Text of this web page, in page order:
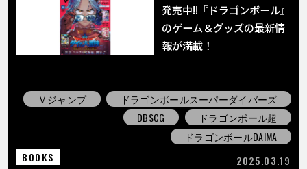
発売中!!『ドラゴンボール』
のゲーム＆グッズの最新情
報が満載！
Ｖジャンプ
ドラゴンボールスーパーダイバーズ
DBSCG
ドラゴンボール超
ドラゴンボールDAIMA
BOOKS
2025.03.19